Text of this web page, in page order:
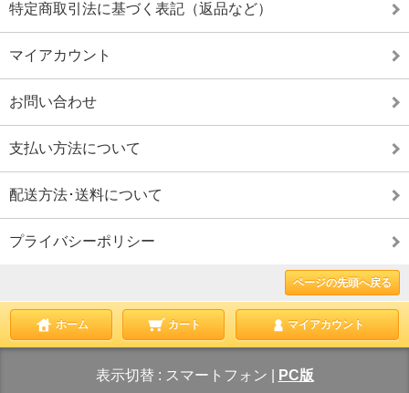
特定商取引法に基づく表記（返品など）
マイアカウント
お問い合わせ
支払い方法について
配送方法･送料について
プライバシーポリシー
ページの先頭へ戻る
ホーム カート マイアカウント
表示切替 : スマートフォン PC版